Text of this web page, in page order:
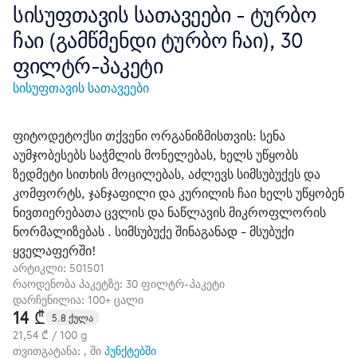
სისუფთავის სათავეები - ტურბო
ჩაი (გამწმენდი ტურბო ჩაი), 30
ფილტრ-პაკეტი
სისუფთავის სათავეები
ფიტოდეტოქსი თქვენი ორგანიზმისთვის: სენა
აუმჯობესებს საჭმლის მონელებას, ხელს უწყობს
ზედმეტი სითხის მოცილებას, აძლევს სიმსუბუქეს და
კომფორტს, ჯანჯაფილი და კურილის ჩაი ხელს უწყობენ
ნივთიერებათა ცვლის და ნაწლავის მიკროფლორის
ნორმალიზებას . სიმსუბუქე შინაგანად - მსუბუქი
ყველაფერში!
არტიკლი: 501501
რაოდენობა პაკეტზე: 30 ფილტრ-პაკეტი
დარჩენილია: 100+ ცალი
14 ₾ 5.8 ქულა
21,54 ₾ / 100 g
თვითგატანა: , ში პუნქტებში